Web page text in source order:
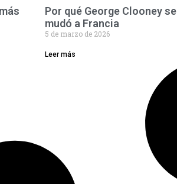
Por qué George Clooney se
mudó a Francia
5 de marzo de 2026
Leer más